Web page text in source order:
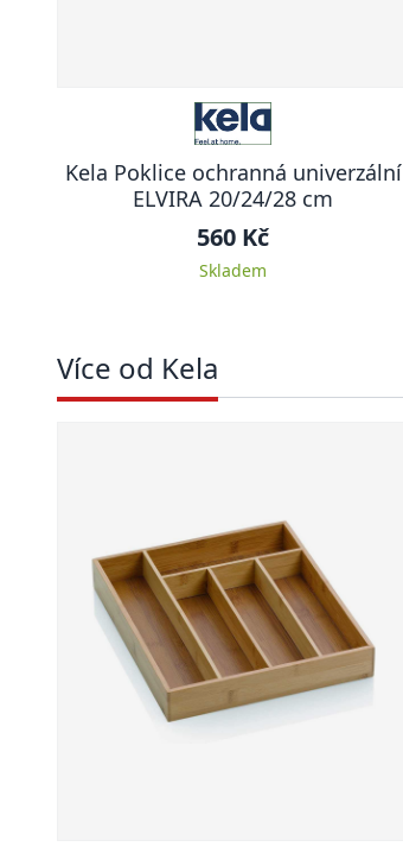
Kela Poklice ochranná univerzální
ELVIRA 20/24/28 cm
560 Kč
Skladem
Více od Kela